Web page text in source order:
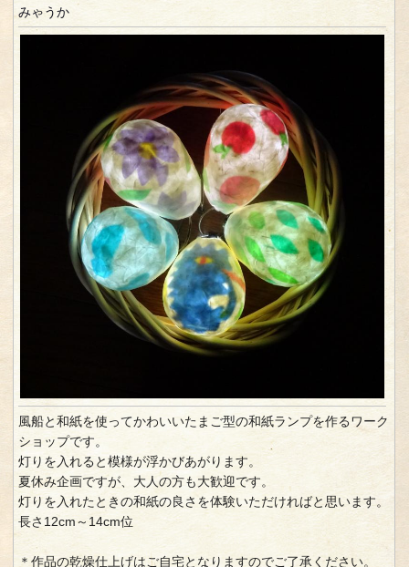
みゃうか
風船と和紙を使ってかわいいたまご型の和紙ランプを作るワーク
ショップです。
灯りを入れると模様が浮かびあがります。
夏休み企画ですが、大人の方も大歓迎です。
灯りを入れたときの和紙の良さを体験いただければと思います。
長さ12cm～14cm位
＊作品の乾燥仕上げはご自宅となりますのでご了承ください。